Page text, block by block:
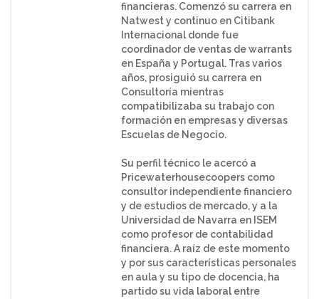
financieras. Comenzó su carrera en
Natwest y continuo en Citibank
Internacional donde fue
coordinador de ventas de warrants
en España y Portugal. Tras varios
años, prosiguió su carrera en
Consultoría mientras
compatibilizaba su trabajo con
formación en empresas y diversas
Escuelas de Negocio.
Su perfil técnico le acercó a
Pricewaterhousecoopers como
consultor independiente financiero
y de estudios de mercado, y a la
Universidad de Navarra en ISEM
como profesor de contabilidad
financiera. A raíz de este momento
y por sus características personales
en aula y su tipo de docencia, ha
partido su vida laboral entre